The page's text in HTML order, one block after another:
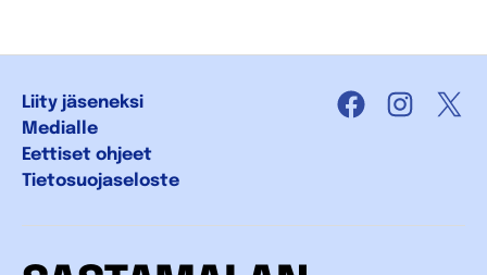
Liity jäseneksi
Medialle
Eettiset ohjeet
Tietosuojaseloste
Facebook X